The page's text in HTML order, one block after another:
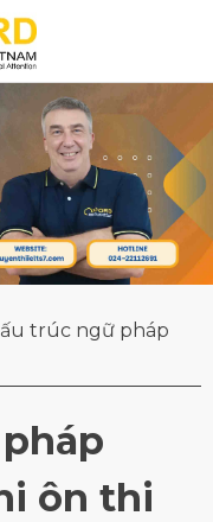
trúc ngữ pháp
ôn thi